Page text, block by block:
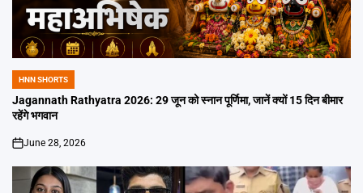
POSTED
IN
HNN SHORTS
Jagannath Rathyatra 2026: 29 जून को स्नान पूर्णिमा, जानें क्यों 15 दिन बीमार
रहेंगे भगवान
on
June 28, 2026